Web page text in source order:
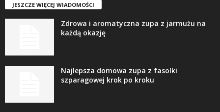
JESZCZE WIĘCEJ WIADOMOŚCI
Zdrowa i aromatyczna zupa z jarmużu na
każdą okazję
Najlepsza domowa zupa z fasolki
szparagowej krok po kroku